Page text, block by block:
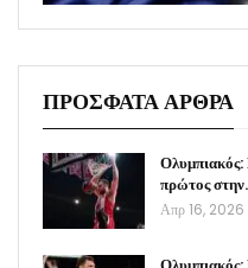
ΠΡΟΣΦΑΤΑ ΑΡΘΡΑ
Ολυμπιακός:
πρώτος
Απρ 16, 2026